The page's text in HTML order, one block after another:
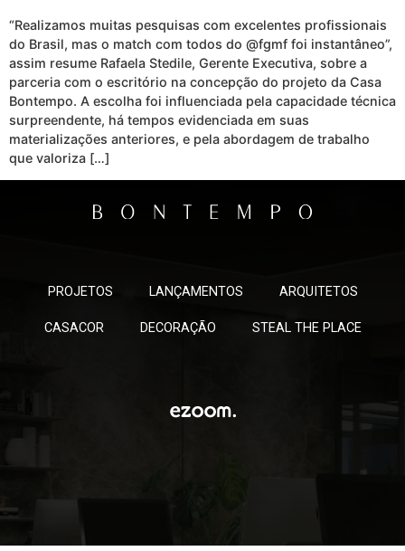
“Realizamos muitas pesquisas com excelentes profissionais
do Brasil, mas o match com todos do @fgmf foi instantâneo”,
assim resume Rafaela Stedile, Gerente Executiva, sobre a
parceria com o escritório na concepção do projeto da Casa
Bontempo. A escolha foi influenciada pela capacidade técnica
surpreendente, há tempos evidenciada em suas
materializações anteriores, e pela abordagem de trabalho
que valoriza […]
PROJETOS LANÇAMENTOS ARQUITETOS
CASACOR DECORAÇÃO STEAL THE PLACE